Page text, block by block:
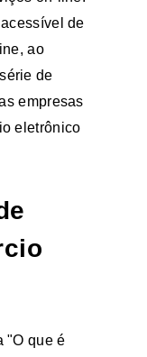
de
ao
de
empresas
eletrônico
"O que é